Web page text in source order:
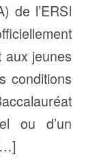
de l’ERSI
jeunes
conditions
ou d’un